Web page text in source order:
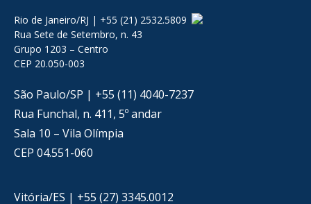
Rio de Janeiro/RJ | +55 (21) 2532.5809
Rua Sete de Setembro, n. 43
Grupo 1203 – Centro
CEP 20.050-003
São Paulo/SP | +55 (11) 4040-7237
Rua Funchal, n. 411, 5º andar
Sala 10 – Vila Olímpia
CEP 04.551-060
Vitória/ES | +55 (27) 3345.0012